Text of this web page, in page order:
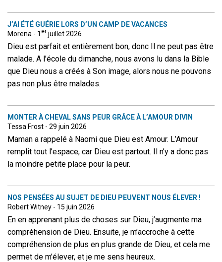
J’AI ÉTÉ GUÉRIE LORS D’UN CAMP DE VACANCES
Morena - 1 er juillet 2026
Dieu est parfait et entièrement bon, donc Il ne peut pas être
malade. A l’école du dimanche, nous avons lu dans la Bible
que Dieu nous a créés à Son image, alors nous ne pouvons
pas non plus être malades.
MONTER À CHEVAL SANS PEUR GRÂCE À L’AMOUR DIVIN
Tessa Frost - 29 juin 2026
Maman a rappelé à Naomi que Dieu est Amour. L’Amour
remplit tout l’espace, car Dieu est partout. Il n’y a donc pas
la moindre petite place pour la peur.
NOS PENSÉES AU SUJET DE DIEU PEUVENT NOUS ÉLEVER !
Robert Witney - 15 juin 2026
En en apprenant plus de choses sur Dieu, j’augmente ma
compréhension de Dieu. Ensuite, je m’accroche à cette
compréhension de plus en plus grande de Dieu, et cela me
permet de m’élever, et je me sens heureux.